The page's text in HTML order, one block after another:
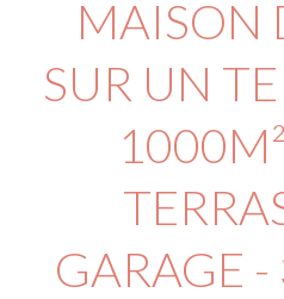
MAISON
SUR UN
GARAGE